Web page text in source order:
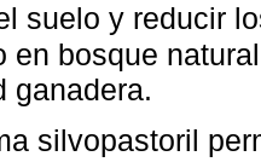
suelo y reducir
en bosque
ganadera.
silvopastoril